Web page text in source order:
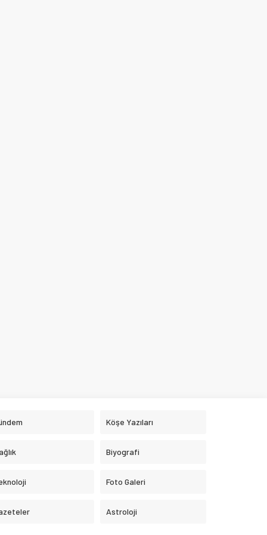
Köşe Yazıları
Biyografi
Foto Galeri
Astroloji